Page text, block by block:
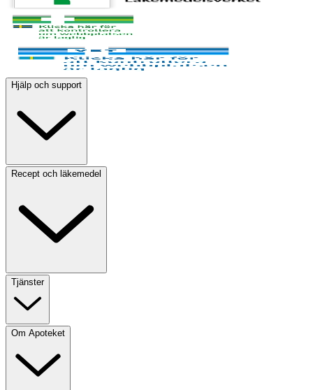
Hjälp och support
Recept och läkemedel
Tjänster
Om Apoteket